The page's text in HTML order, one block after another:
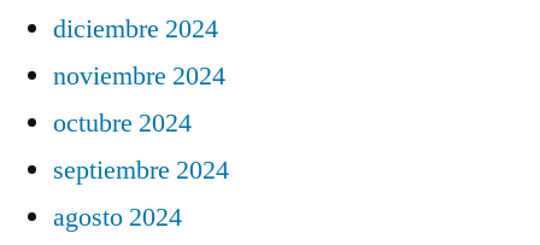
diciembre 2024
noviembre 2024
octubre 2024
septiembre 2024
agosto 2024